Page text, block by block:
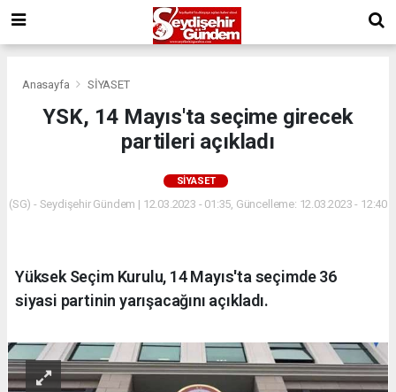
Anasayfa SİYASET
YSK, 14 Mayıs'ta seçime girecek
partileri açıkladı
SİYASET
(SG) - Seydişehir Gündem | 12.03.2023 - 01:35, Güncelleme: 12.03.2023 - 12:40
Yüksek Seçim Kurulu, 14 Mayıs'ta seçimde 36
siyasi partinin yarışacağını açıkladı.